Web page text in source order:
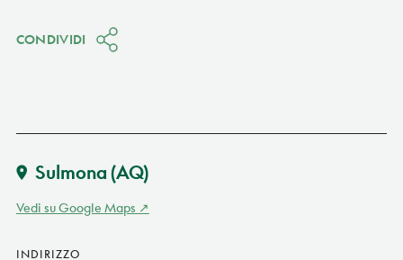
CONDIVIDI
Sulmona (AQ)
Vedi su Google Maps
INDIRIZZO